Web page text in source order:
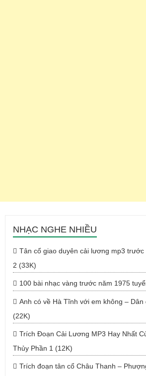
NHẠC NGHE NHIỀU
Tân cổ giao duyên cải lương mp3 trước
2 (33K)
100 bài nhạc vàng trước năm 1975
Anh có về Hà Tĩnh với em không –
(22K)
Trích Đoạn Cải Lương MP3 Hay Nhất
Thủy Phần 1 (12K)
Trích đoạn tân cổ Châu Thanh –